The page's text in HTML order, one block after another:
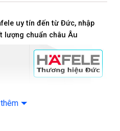
hoạt tính (tích hợp trong máy)
hoặc thông gió
uy tín đến từ Đức, nhập
lượng chuẩn châu Âu